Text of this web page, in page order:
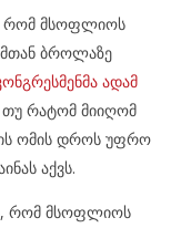
რომ მსოფლიოს
ბროლაზე
ადამ
თუ რატომ მიიღომ
ომის დროს უფრო
აქვს.
რომ მსოფლიოს